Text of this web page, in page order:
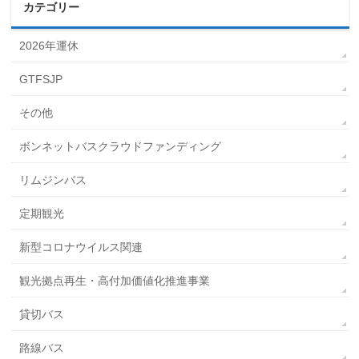
カテゴリー
2026年運休
GTFSJP
その他
ボンネットバスクラウドファンディング
リムジンバス
定期観光
新型コロナウイルス関連
観光拠点再生・高付加価値化推進事業
貸切バス
路線バス